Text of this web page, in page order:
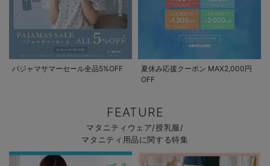
パジャマサマーセール全品5%OFF
夏休み応援クーポン MAX2,000円
OFF
FEATURE
マタニティウェア/授乳服/
マタニティ用品に関する特集